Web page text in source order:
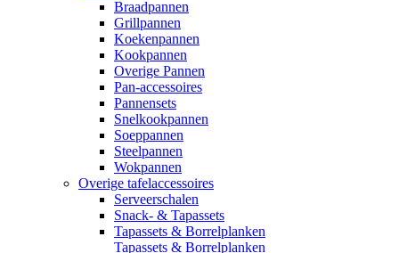
Braadpannen
Grillpannen
Koekenpannen
Kookpannen
Overige Pannen
Pan-accessoires
Pannensets
Snelkookpannen
Soeppannen
Steelpannen
Wokpannen
Overige tafelaccessoires
Serveerschalen
Snack- & Tapassets
Tapassets & Borrelplanken
Tapassets & Borrelplanken